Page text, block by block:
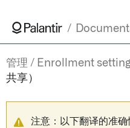
管理 Enrollment
共享）
注意：以下翻译的准